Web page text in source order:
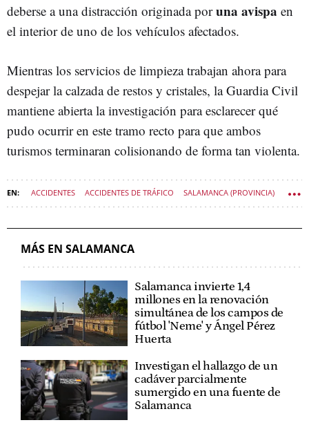
deberse a una distracción originada poruna avispa en
el interior de uno de los vehículos afectados.
Mientras los servicios de limpieza trabajan ahora para
despejar la calzada de restos y cristales, la Guardia Civil
mantiene abierta la investigación para esclarecer qué
pudo ocurrir en este tramo recto para que ambos
turismos terminaran colisionando de forma tan violenta.
ACCIDENTES ACCIDENTES DE TRÁFICO SALAMANCA (PROVINCIA)
MÁS EN SALAMANCA
Salamanca invierte 1,4
millones en la renovación
simultánea de los campos de
fútbol 'Neme' y Ángel Pérez
Huerta
Investigan el hallazgo de un
cadáver parcialmente
sumergido en una fuente de
Salamanca